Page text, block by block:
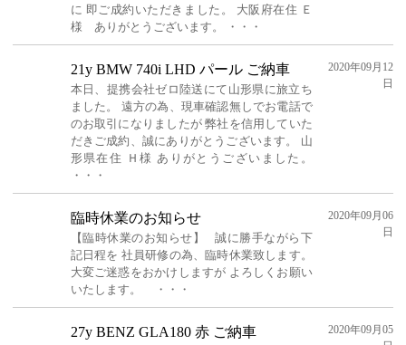
に 即ご成約いただきました。 大阪府在住 Ｅ
様 ありがとうございます。 ・・・
21y BMW 740i LHD パール ご納車
本日、提携会社ゼロ陸送にて山形県に旅立ち
ました。 遠方の為、現車確認無しでお電話で
のお取引になりましたが 弊社を信用していた
だきご成約、誠にありがとうございます。 山
形県在住 Ｈ様 ありがとうございました。
・・・
2020年09月12
日
臨時休業のお知らせ
【臨時休業のお知らせ】 誠に勝手ながら下
記日程を 社員研修の為、臨時休業致します。
大変ご迷惑をおかけしますが よろしくお願い
いたします。 ・・・
2020年09月06
日
27y BENZ GLA180 赤 ご納車
2020年09月05